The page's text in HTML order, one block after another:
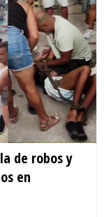
de robos y
en